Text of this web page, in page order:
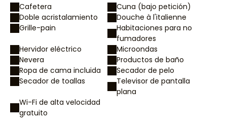
Cafetera
Cuna (bajo petición)
Doble acristalamiento
Douche à l'italienne
Grille-pain
Habitaciones para no
fumadores
Hervidor eléctrico
Microondas
Nevera
Productos de baño
Ropa de cama incluida
Secador de pelo
Secador de toallas
Televisor de pantalla
plana
Wi-Fi de alta velocidad
gratuito